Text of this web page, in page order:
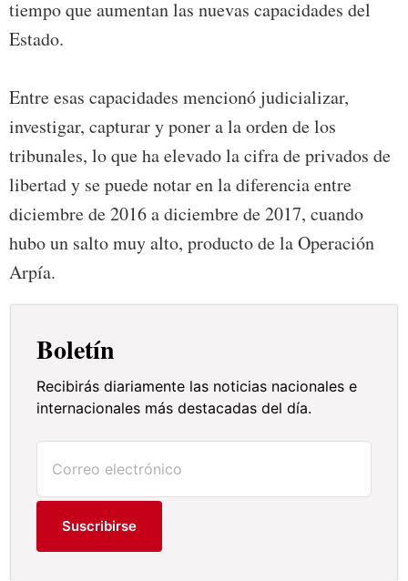
tiempo que aumentan las nuevas capacidades del
Estado.
Entre esas capacidades mencionó judicializar,
investigar, capturar y poner a la orden de los
tribunales, lo que ha elevado la cifra de privados de
libertad y se puede notar en la diferencia entre
diciembre de 2016 a diciembre de 2017, cuando
hubo un salto muy alto, producto de la Operación
Arpía.
Boletín
Recibirás diariamente las noticias nacionales e
internacionales más destacadas del día.
Suscribirse